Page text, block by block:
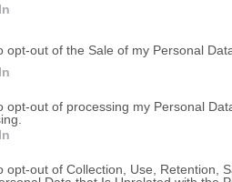
opt-out of the Sale of my Personal
opt-out of processing my Personal
opt-out of Collection, Use, Retention,